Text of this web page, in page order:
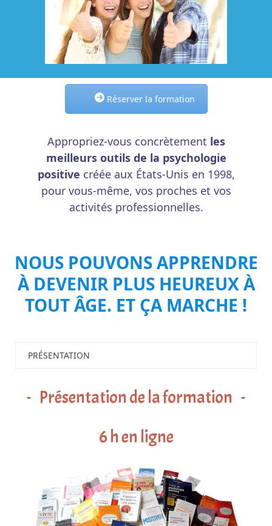
Réserver la formation
Appropriez-vous concrètement les
meilleurs outils de la psychologie
positive créée aux États-Unis en 1998,
pour vous-même, vos proches et vos
activités professionnelles.
NOUS POUVONS APPRENDRE
À DEVENIR PLUS HEUREUX À
TOUT ÂGE. ET ÇA MARCHE !
PRÉSENTATION
Présentation de la formation
6 h en ligne